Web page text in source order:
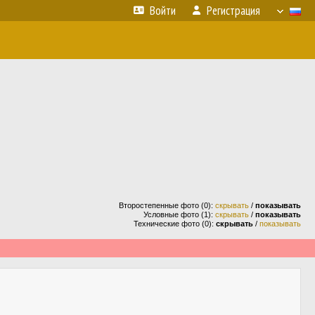
Войти Регистрация
Второстепенные фото (0): скрывать / показывать
Условные фото (1): скрывать / показывать
Технические фото (0): скрывать / показывать